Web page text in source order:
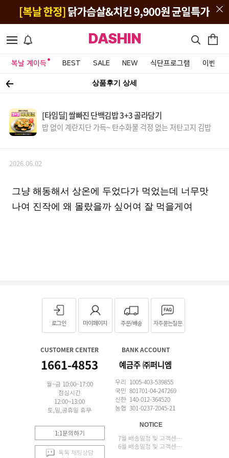
DASHIN
복날 계이득 BEST SALE NEW 식단프로그램 이벤트&
상품후기 상세
[타임딜] 쌀빠진 단백김밥 3+3 골라담기
밥 없이 계란지단 가득~ 탄수화물 걱정 없는 저탄고지 김밥
2026.06.02
그냥 해동해서 상온에 두었다가 먹었는데 너무맛
나여 진작에 왜 몰랐을까 싶어여 잘 먹을게여
로그인 마이페이지 주문/배송 자주묻는질문
CUSTOMER CENTER
1661-4853
월~금 10:00~17:00
점심시간
12:00~13:00
토,일,공휴일 휴무
1:1문의하기
톡톡 채팅상담
BANK ACCOUNT
예금주 ㈜퍼니엠
우리 1005-403-539855
국민 801701-04-247269
신한 140-012-364520
농협 301-0237-2045-21
NOTICE
7월 배송일정 및 고객센터 업무 안내
6월 배송일정 및 고객센터 업무 안내